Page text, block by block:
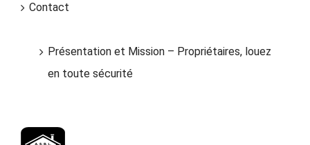
Contact
Présentation et Mission – Propriétaires, louez
en toute sécurité